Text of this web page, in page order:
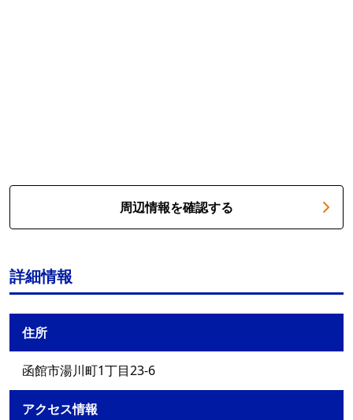
周辺情報を確認する
詳細情報
住所
函館市湯川町1丁目23-6
アクセス情報